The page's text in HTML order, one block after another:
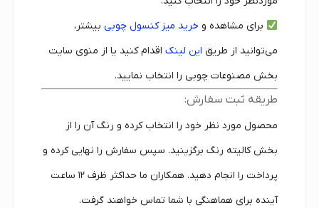
برای مشاهده و خرید میز کنسول چوبیبیشتر،
می‌توانید از طریق این لینک اقدام کنید یا از منوی سایت
بخش مصنوعات چوبی را انتخاب نمایید.
طریقه ثبت سفارش:
محصول مورد نظر خود را انتخاب کرده و رنگ آن را از
بخش کالیته رنگ برگزینید. سپس سفارش را نهایی کرده و
پرداخت را انجام دهید. همکاران ما حداکثر ظرف ۱۲ ساعت
آینده برای هماهنگی با شما تماس خواهند گرفت.